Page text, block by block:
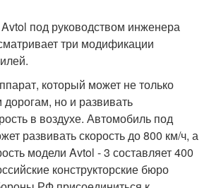
под руководством инженера
три модификации
который может не только
но и развивать
в воздухе. Автомобиль под
развивать скорость до 800 км/ч, а
модели Avtol - 3 составляет 400
конструкторские бюро